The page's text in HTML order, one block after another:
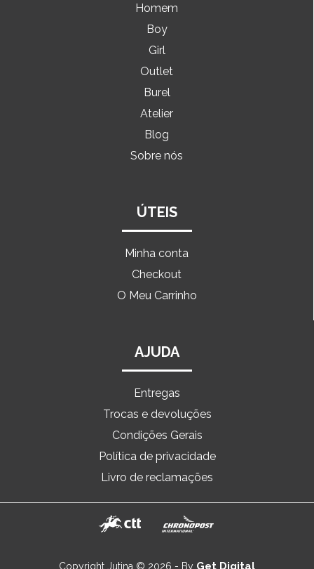
Homem
Boy
Girl
Outlet
Burel
Atelier
Blog
Sobre nós
ÚTEIS
Minha conta
Checkout
O Meu Carrinho
AJUDA
Entregas
Trocas e devoluções
Condições Gerais
Política de privacidade
Livro de reclamações
Copyright Jutina © 2026 - By Get Digital